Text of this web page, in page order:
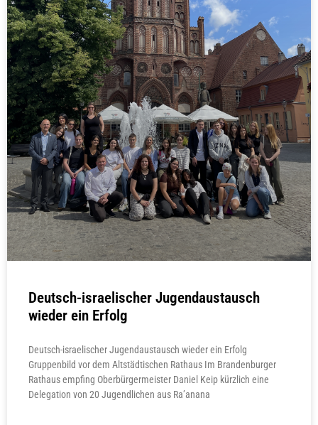
Deutsch-israelischer Jugendaustausch
wieder ein Erfolg
Deutsch-israelischer Jugendaustausch wieder ein Erfolg
Gruppenbild vor dem Altstädtischen Rathaus Im Brandenburger
Rathaus empfing Oberbürgermeister Daniel Keip kürzlich eine
Delegation von 20 Jugendlichen aus Ra’anana